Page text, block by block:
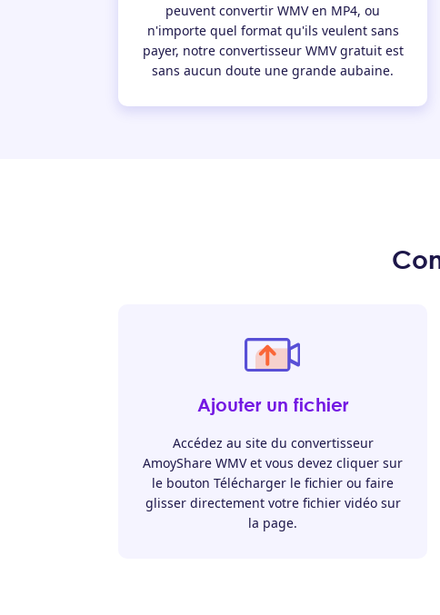
peuvent convertir WMV en MP4, ou
n'importe quel format qu'ils veulent sans
payer, notre convertisseur WMV gratuit est
sans aucun doute une grande aubaine.
Ajouter un fichier
Accédez au site du convertisseur
AmoyShare WMV et vous devez cliquer sur
le bouton Télécharger le fichier ou faire
glisser directement votre fichier vidéo sur
la page.